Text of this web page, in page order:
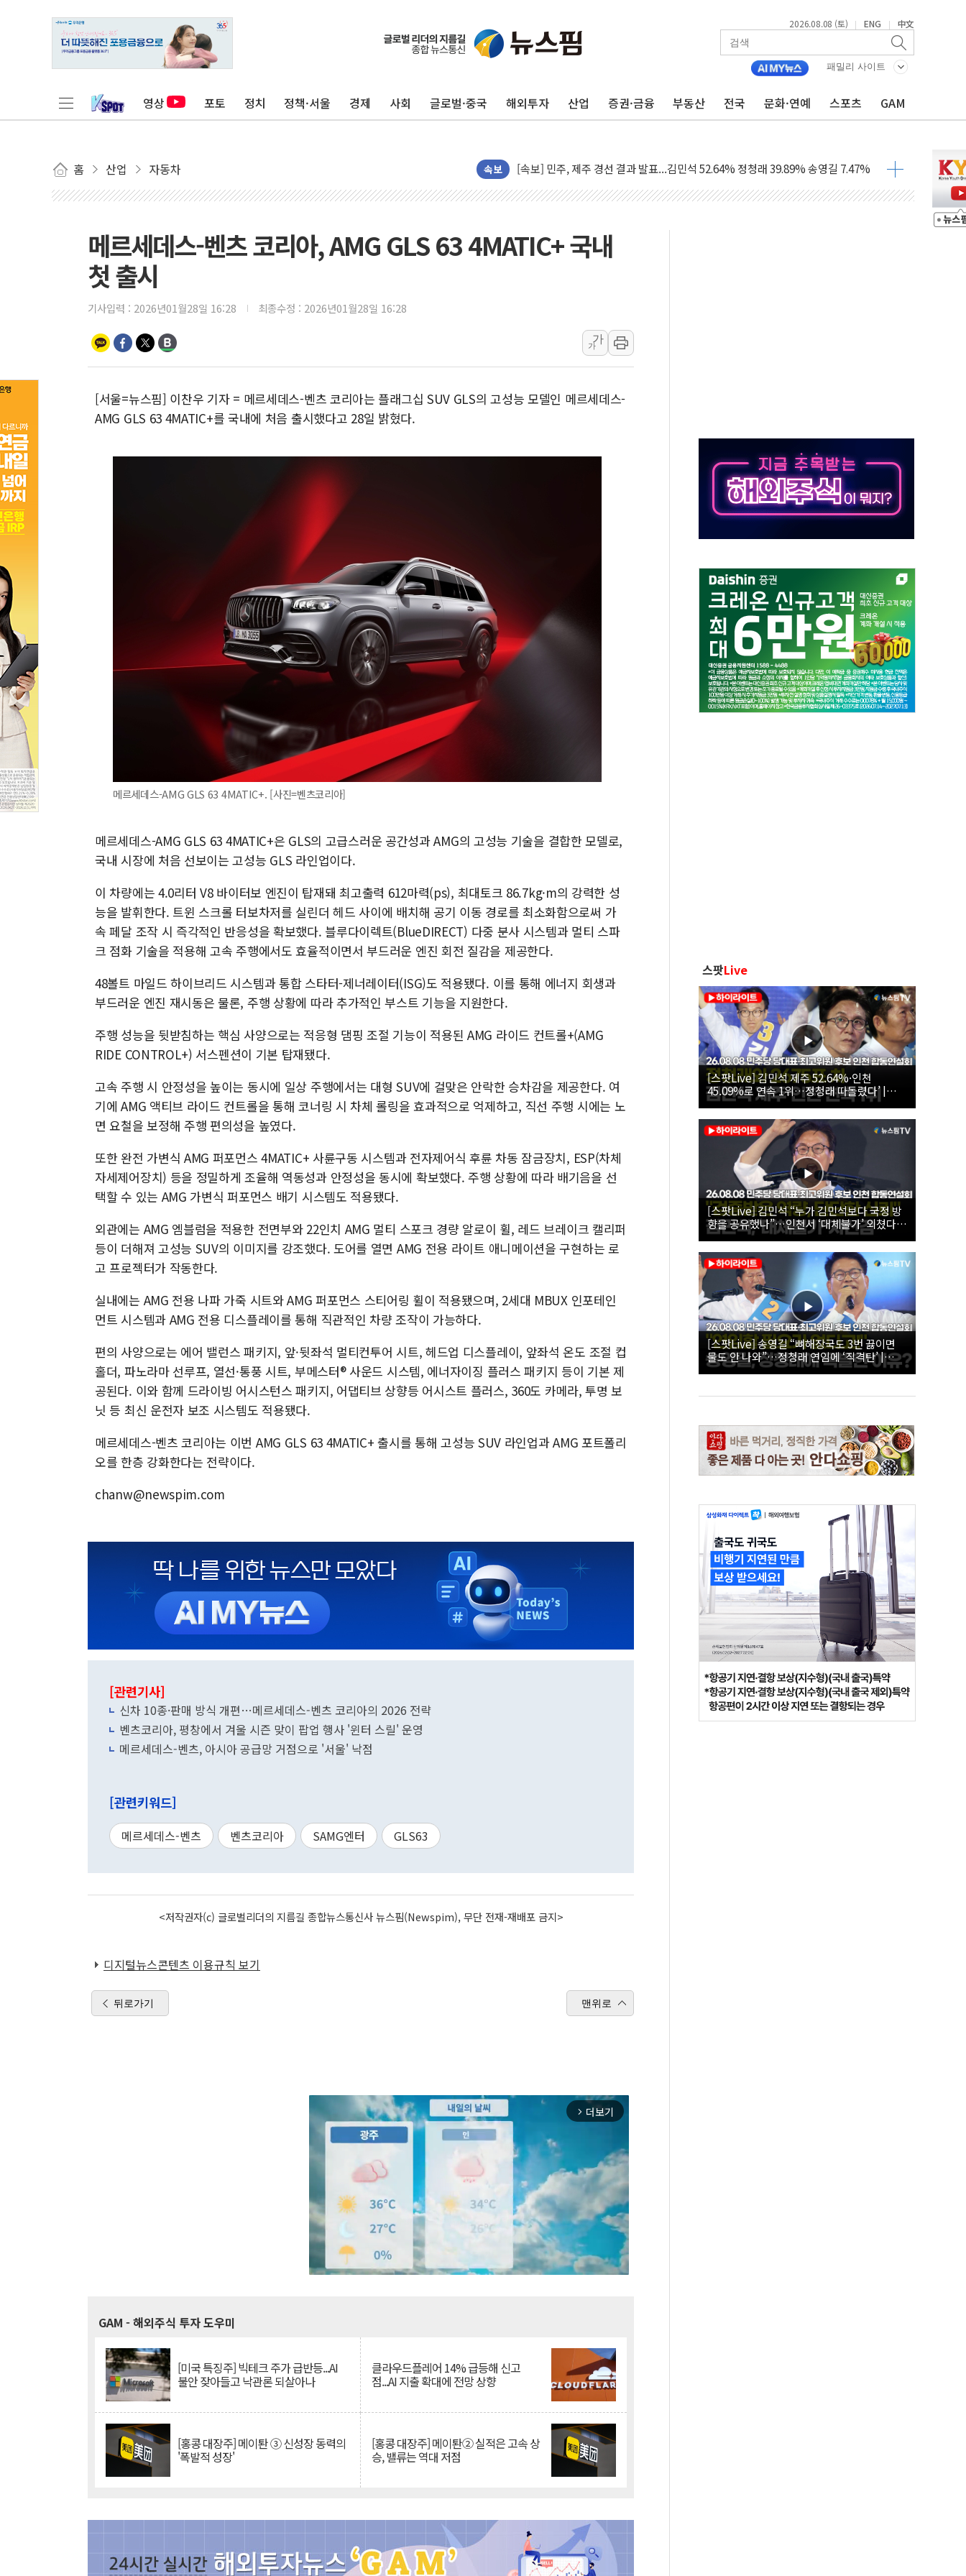
2026.08.08 (토) | ENG | 中文
패밀리 사이트
영상 포토 정치 정책·서울 경제 사회 글로벌·중국 해외투자 산업 증권·금융 부동산 전국 문화·연예 스포츠 GAM
홈 산업 자동차 속보
[종합] 김민석, 정청래에 '0.86%p' 차 재역전 성공...金 45.42% vs 鄭 44.56%
인천 합동연설회 나선 송영길·정청래·김민석 당대표 후보
김민석, 2주차 제주·인천 경선서 정청래에 승리...47.75% vs 42.08%
[속보] 민주, 제주·인천 경선 결과 발표...김민석 47.75% 정청래 42.08%
[속보] 민주, 인천 경선 결과 발표...김민석 45.09% 정청래 43.27% 송영길 11.63%
이번주 국내 주요 금융일정(8.10~8.14)
美, 이란전 출구전략 만지작…공습 한계·탄약 부족 현실화
폐기물 수거하다 참변…60대 환경미화원 수거차에 치여 사망
서울 중랑구 주택가서 흉기 난동…60대 남성 2명 숨져
인천 선재도 갯벌서 해루질 중 실종 60대 나흘만에 숨진 채 발견
인천서 말다툼 중 어머니 흉기 살해 10대 아들 체포
李대통령, ISA 개편 재검토 지시…與 "적극 환영"·野 "졸속 국정"
메르세데스-벤츠 코리아, AMG GLS 63 4MATIC+ 국내
첫 출시
기사입력 : 2026년01월28일 16:28 최종수정 : 2026년01월28일 16:28
가
가
[서울=뉴스핌] 이찬우 기자 = 메르세데스-벤츠 코리아는 플래그십 SUV GLS의 고성능 모델인 메르세데스-
AMG GLS 63 4MATIC+를 국내에 처음 출시했다고 28일 밝혔다.
메르세데스-AMG GLS 63 4MATIC+. [사진=벤츠코리아]
메르세데스-AMG GLS 63 4MATIC+은 GLS의 고급스러운 공간성과 AMG의 고성능 기술을 결합한 모델로,
국내 시장에 처음 선보이는 고성능 GLS 라인업이다.
이 차량에는 4.0리터 V8 바이터보 엔진이 탑재돼 최고출력 612마력(ps), 최대토크 86.7kg·m의 강력한 성
능을 발휘한다. 트윈 스크롤 터보차저를 실린더 헤드 사이에 배치해 공기 이동 경로를 최소화함으로써 가
속 페달 조작 시 즉각적인 반응성을 확보했다. 블루다이렉트(BlueDIRECT) 다중 분사 시스템과 멀티 스파
크 점화 기술을 적용해 고속 주행에서도 효율적이면서 부드러운 엔진 회전 질감을 제공한다.
48볼트 마일드 하이브리드 시스템과 통합 스타터-제너레이터(ISG)도 적용됐다. 이를 통해 에너지 회생과
부드러운 엔진 재시동은 물론, 주행 상황에 따라 추가적인 부스트 기능을 지원한다.
주행 성능을 뒷받침하는 핵심 사양으로는 적응형 댐핑 조절 기능이 적용된 AMG 라이드 컨트롤+(AMG
RIDE CONTROL+) 서스펜션이 기본 탑재됐다.
고속 주행 시 안정성을 높이는 동시에 일상 주행에서는 대형 SUV에 걸맞은 안락한 승차감을 제공한다. 여
기에 AMG 액티브 라이드 컨트롤을 통해 코너링 시 차체 롤링을 효과적으로 억제하고, 직선 주행 시에는 노
면 요철을 보정해 주행 편의성을 높였다.
또한 완전 가변식 AMG 퍼포먼스 4MATIC+ 사륜구동 시스템과 전자제어식 후륜 차동 잠금장치, ESP(차체
자세제어장치) 등을 정밀하게 조율해 역동성과 안정성을 동시에 확보했다. 주행 상황에 따라 배기음을 선
택할 수 있는 AMG 가변식 퍼포먼스 배기 시스템도 적용됐다.
외관에는 AMG 엠블럼을 적용한 전면부와 22인치 AMG 멀티 스포크 경량 알로이 휠, 레드 브레이크 캘리퍼
등이 더해져 고성능 SUV의 이미지를 강조했다. 도어를 열면 AMG 전용 라이트 애니메이션을 구현하는 로
고 프로젝터가 작동한다.
실내에는 AMG 전용 나파 가죽 시트와 AMG 퍼포먼스 스티어링 휠이 적용됐으며, 2세대 MBUX 인포테인
먼트 시스템과 AMG 전용 디스플레이를 통해 직관적인 차량 조작이 가능하다.
편의 사양으로는 에어 밸런스 패키지, 앞·뒷좌석 멀티컨투어 시트, 헤드업 디스플레이, 앞좌석 온도 조절 컵
홀더, 파노라마 선루프, 열선·통풍 시트, 부메스터® 사운드 시스템, 에너자이징 플러스 패키지 등이 기본 제
공된다. 이와 함께 드라이빙 어시스턴스 패키지, 어댑티브 상향등 어시스트 플러스, 360도 카메라, 투명 보
닛 등 최신 운전자 보조 시스템도 적용됐다.
메르세데스-벤츠 코리아는 이번 AMG GLS 63 4MATIC+ 출시를 통해 고성능 SUV 라인업과 AMG 포트폴리
오를 한층 강화한다는 전략이다.
chanw@newspim.com
[관련기사]
신차 10종·판매 방식 개편…메르세데스-벤츠 코리아의 2026 전략
벤츠코리아, 평창에서 겨울 시즌 맞이 팝업 행사 '윈터 스릴' 운영
메르세데스-벤츠, 아시아 공급망 거점으로 '서울' 낙점
[관련키워드]
메르세데스-벤츠 벤츠코리아 SAMG엔터 GLS63
<저작권자(c) 글로벌리더의 지름길 종합뉴스통신사 뉴스핌(Newspim), 무단 전재-재배포 금지>
디지털뉴스콘텐츠 이용규칙 보기
뒤로가기 맨위로
arrow_forward_ios 더보기
GAM - 해외주식 투자 도우미
[미국 특징주] 빅테크 주가 급반등...AI
불안 잦아들고 낙관론 되살아나
클라우드플레어 14% 급등해 신고
점...AI 지출 확대에 전망 상향
[홍콩 대장주] 메이퇀 ③ 신성장 동력의
'폭발적 성장'
[홍콩 대장주] 메이퇀② 실적은 고속 상
승, 밸류는 역대 저점
스팟Live
[스팟Live] 김민석 제주 52.64%·인천
45.09%로 연속 1위…정청래 따돌렸다’ |
26.08.08 더불어민주당 당대표·최고위원 후
보 인천 합동연설회
[스팟Live] 김민석 “누가 김민석보다 국정 방
향을 공유했나”…인천서 ‘대체불가’ 외쳤다 |
26.08.08 더불어민주당 당대표·최고위원 후
보 인천 합동연설회
[스팟Live] 송영길 “뼈해장국도 3번 끓이면
물도 안 나와”…정청래 연임에 ‘직격탄’ |
26.08.08 더불어민주당 당대표·최고위원 후